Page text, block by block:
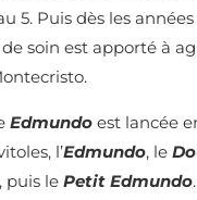
5. Puis dès les
soin est apporté à
Edmundo est lancée
l’Edmundo, le
puis le Petit Edmundo